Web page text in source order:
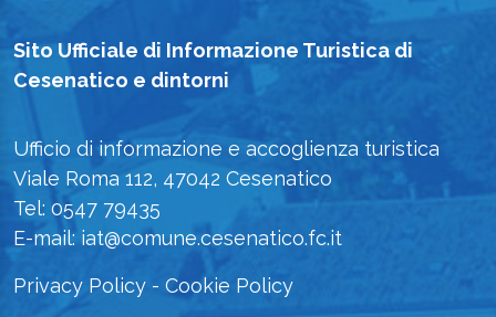
Sito Ufficiale di Informazione Turistica di
Cesenatico e dintorni
Ufficio di informazione e accoglienza turistica
Viale Roma 112, 47042 Cesenatico
Tel: 0547 79435
E-mail: iat@comune.cesenatico.fc.it
Privacy Policy - Cookie Policy